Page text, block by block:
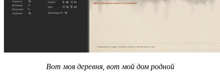
Вот моя деревня, вот мой дом родной